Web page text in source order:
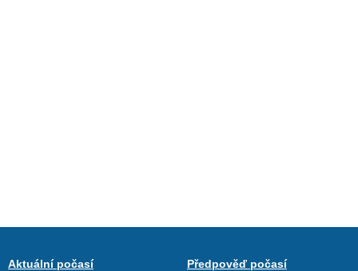
Aktuální počasí
Předpověď počasí